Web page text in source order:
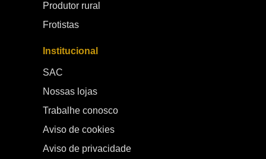
Produtor rural
Frotistas
Institucional
SAC
Nossas lojas
Trabalhe conosco
Aviso de cookies
Aviso de privacidade